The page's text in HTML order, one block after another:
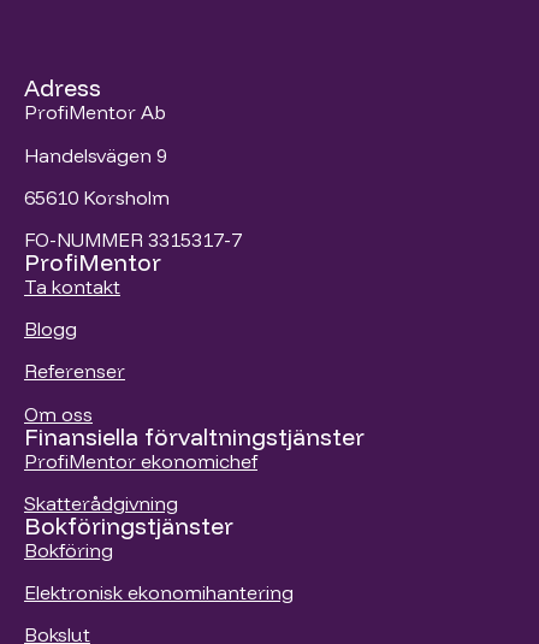
Adress
ProfiMentor Ab
Handelsvägen 9
65610 Korsholm
FO-NUMMER 3315317-7
ProfiMentor
Ta kontakt
Blogg
Referenser
Om oss
Finansiella förvaltningstjänster
ProfiMentor ekonomichef
Skatterådgivning
Bokföringstjänster
Bokföring
Elektronisk ekonomihantering
Bokslut